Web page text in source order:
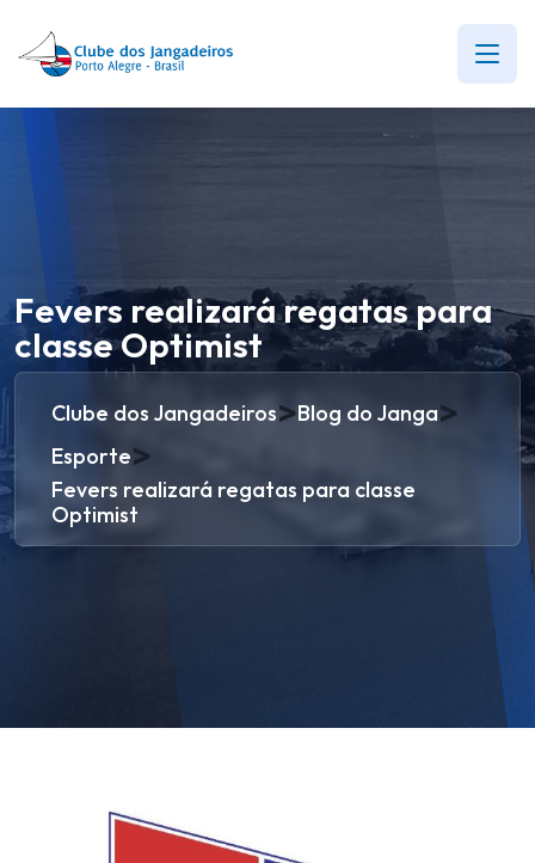
Fevers realizará regatas para
classe Optimist
Clube dos Jangadeiros>Blog do Janga>
Esporte>
Fevers realizará regatas para classe
Optimist